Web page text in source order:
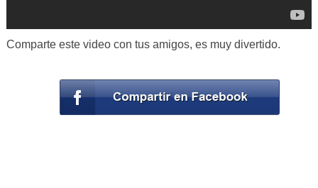
Comparte este video con tus amigos, es muy divertido.